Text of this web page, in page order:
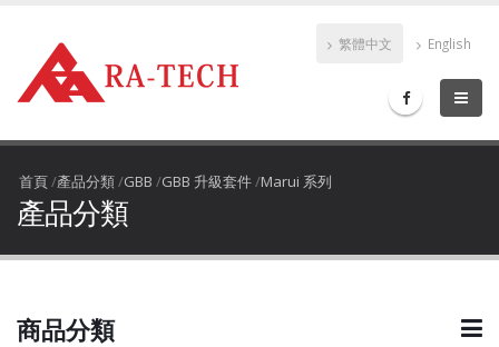
繁體中文 English
首頁/產品分類/GBB /GBB 升級套件/Marui 系列
產品分類
商品分類